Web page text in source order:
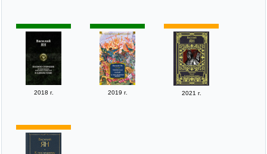
2018 г. 2019 г. 2021 г.